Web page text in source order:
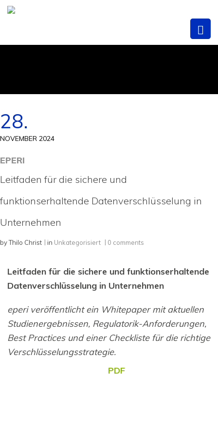
28.
NOVEMBER 2024
EPERI
Leitfaden für die sichere und
funktionserhaltende Datenverschlüsselung in
Unternehmen
byThilo Christ in Unkategorisiert 0 comments
Leitfaden für die sichere und funktionserhaltende
Datenverschlüsselung in Unternehmen
eperi veröffentlicht ein Whitepaper mit aktuellen
Studienergebnissen, Regulatorik-Anforderungen,
Best Practices und einer Checkliste für die richtige
Verschlüsselungsstrategie.
PDF